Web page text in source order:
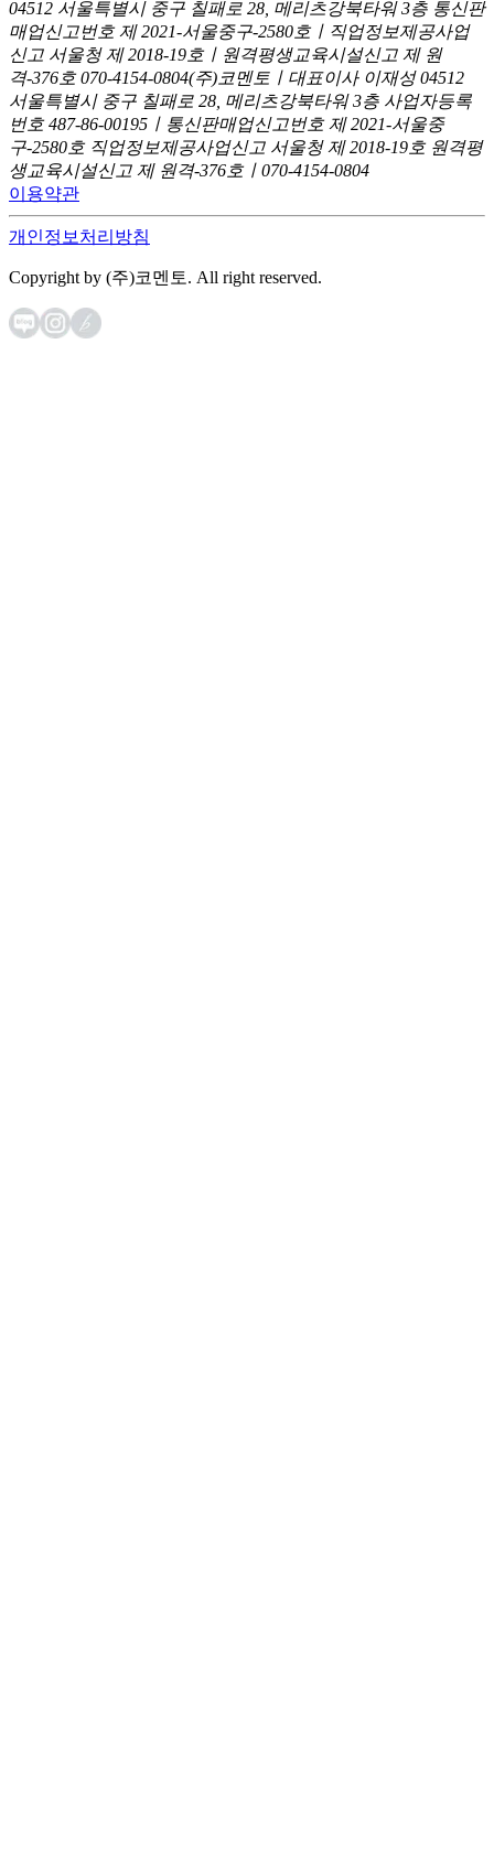
04512 서울특별시 중구 칠패로 28, 메리츠강북타워 3층 통신판
매업신고번호 제 2021-서울중구-2580호ㅣ직업정보제공사업
신고 서울청 제 2018-19호ㅣ원격평생교육시설신고 제 원
격-376호 070-4154-0804(주)코멘토ㅣ대표이사 이재성 04512
서울특별시 중구 칠패로 28, 메리츠강북타워 3층 사업자등록
번호 487-86-00195ㅣ통신판매업신고번호 제 2021-서울중
구-2580호 직업정보제공사업신고 서울청 제 2018-19호 원격평
생교육시설신고 제 원격-376호ㅣ070-4154-0804
이용약관
개인정보처리방침
Copyright by (주)코멘토. All right reserved.